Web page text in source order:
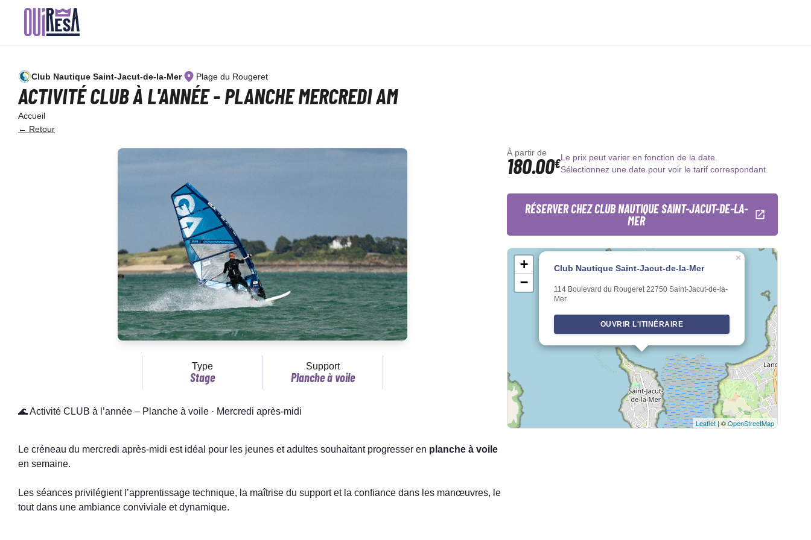
principalClub Nautique Saint-Jacut-de-la-Mer Plage du Rougeret
ACTIVITÉ CLUB À L'ANNÉE - PLANCHE MERCREDI AM
Accueil
← Retour
Type
Stage
Support
Planche à voile
🌊 Activité CLUB à l’année – Planche à voile · Mercredi après-midi
Le créneau du mercredi après-midi est idéal pour les jeunes et adultes souhaitant progresser en planche à voile
en semaine.
Les séances privilégient l’apprentissage technique, la maîtrise du support et la confiance dans les manœuvres, le
tout dans une ambiance conviviale et dynamique.
À partir de
180.00€Le prix peut varier en fonction de la date.
Sélectionnez une date pour voir le tarif correspondant.
RÉSERVER CHEZ CLUB NAUTIQUE SAINT-JACUT-DE-LA-
MER
Club Nautique Saint-Jacut-de-la-Mer
114 Boulevard du Rougeret 22750 Saint-Jacut-de-la-
Mer
OUVRIR L'ITINÉRAIRE
×
+
−
Leaflet | ©OpenStreetMap